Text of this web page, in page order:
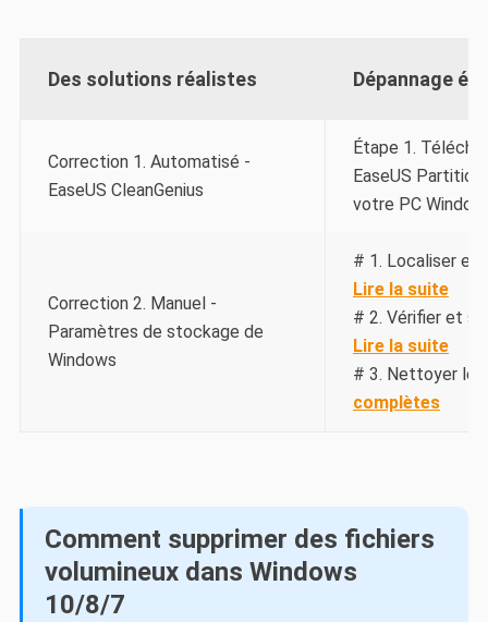
Des solutions réalistes Dépannage
Correction 1. Automatisé -
EaseUS CleanGenius
Étape 1.
EaseUS
votre PC
Correction 2. Manuel -
Paramètres de stockage de
Windows
# 1. Localiser et
Lire la suite
# 2. Vérifier et
Lire la suite
# 3. Nettoyer
complètes
Comment supprimer des fichiers
volumineux dans Windows
10/8/7